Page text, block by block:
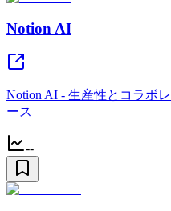
Notion AI
Notion AI - 生産性とコラボ
ース
--